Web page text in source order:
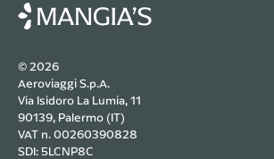
© 2026
Aeroviaggi S.p.A.
Via Isidoro La Lumia, 11
90139, Palermo (IT)
VAT n. 00260390828
SDI: 5LCNP8C